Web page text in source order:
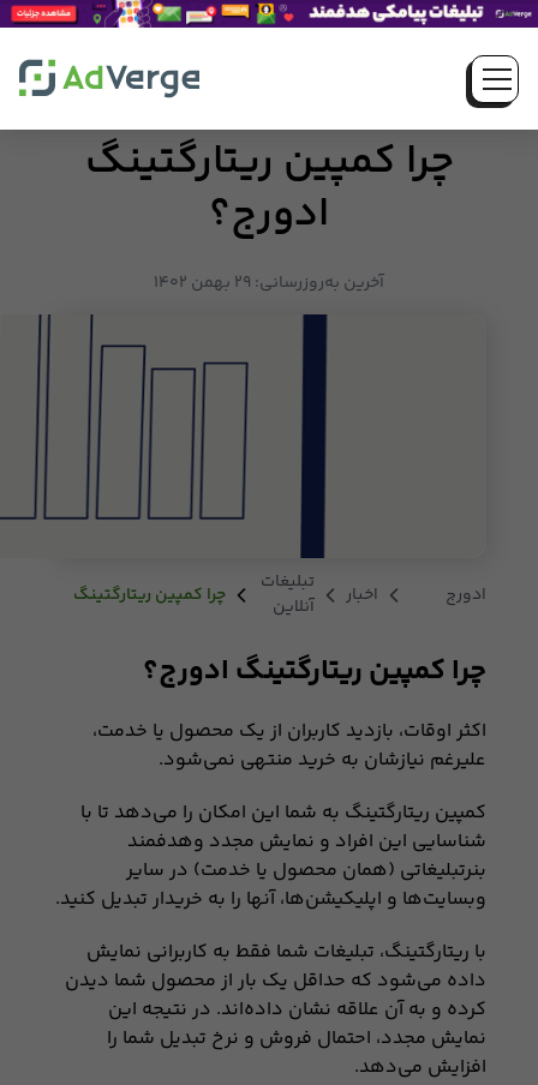
چرا کمپین ریتارگتینگ
ادورج؟
آخرین به‌روزرسانی: ۲۹ بهمن ۱۴۰۲
ادورج اخبار
تبلیغات
آنلاین
چرا کمپین ریتارگتینگ
چرا کمپین ریتارگتینگ ادورج؟
اکثر اوقات، بازدید کاربران از یک محصول یا خدمت،
علیرغم نیازشان به خريد منتهی نمی‌شود.
کمپين ريتارگتینگ به شما اين امکان را می‌دهد تا با
شناسايی اين افراد و نمایش مجدد وهدفمند
بنرتبلیغاتی (همان محصول یا خدمت) در ساير
وبسایت‌ها و اپلیکیشن‌ها، آنها را به خريدار تبدیل کنید.
با ریتارگتینگ، تبلیغات شما فقط به کاربرانی نمایش
داده می‌شود که حداقل یک بار از محصول شما دیدن
کرده و به آن علاقه نشان داده‌اند. در نتیجه این
نمایش مجدد، احتمال فروش و نرخ تبدیل شما را
افزایش می‌دهد.